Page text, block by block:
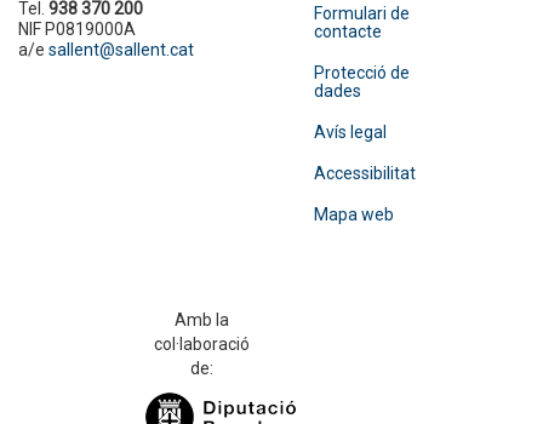
Tel. 938 370 200
NIF P0819000A
a/e sallent@sallent.cat
Formulari de
contacte
Protecció de
dades
Avís legal
Accessibilitat
Mapa web
Amb la
col·laboració
de: